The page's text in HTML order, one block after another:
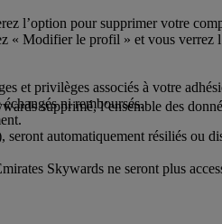
l’option pour supprimer votre
« Modifier le profil » et vous verrez
et privilèges associés à votre
ni remboursés.
automatiquement résiliés ou
Skywards ne seront plus
supprimé, l’ensemble des